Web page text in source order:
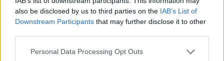
also be disclosed by us to third parties on the IAB’s List of
Downstream Participants that may further disclose it to other
Please note that this website/app uses one or more Google
Personal Data Processing Opt Outs
Εξετάζεται η επέκταση της
υποχρεωτικότητας